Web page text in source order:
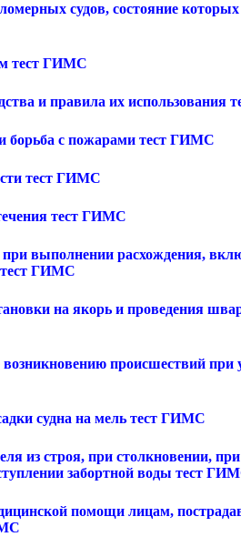
судов, состояние которых
тест ГИМС
и правила их использования
борьба с пожарами тест ГИМС
тест ГИМС
тест ГИМС
выполнении расхождения,
тест ГИМС
на якорь и проведения
происшествий
судна на мель тест ГИМС
из строя, при столкновении,
забортной воды тест
помощи лицам,